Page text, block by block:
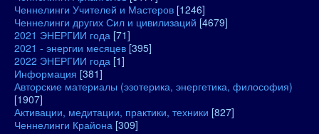
Ченнелинги Учителей и Мастеров [1246]
Ченнелинги других Сил и цивилизаций [4679]
2021 ЭНЕРГИИ года [71]
2021 - энергии месяцев [395]
2022 ЭНЕРГИИ года [1]
Информация [381]
Авторские материалы (эзотерика, энергетика, философия)
[1907]
Активации, медитации, практики, техники [827]
Ченнелинги Крайона [309]